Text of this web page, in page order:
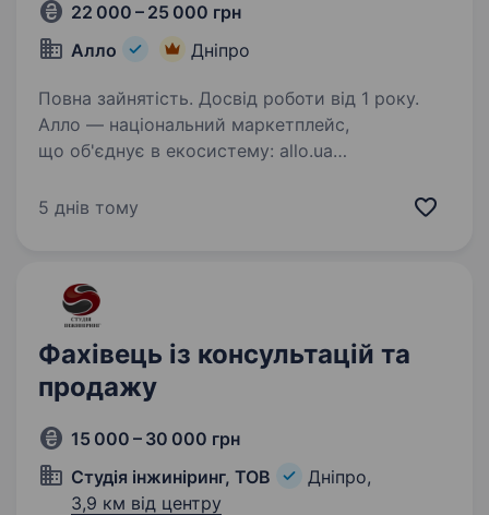
22 000 – 25 000 грн
Алло
Дніпро
Повна зайнятість. Досвід роботи від 1 року.
Алло — національний маркетплейс,
що об'єднує в екосистему: allo.ua
видачі; логістичні та фінансові сервіси.
5 днів тому
Фахівець із консультацій та
продажу
15 000 – 30 000 грн
Студія інжиніринг, ТОВ
Дніпро,
3,9 км від центру